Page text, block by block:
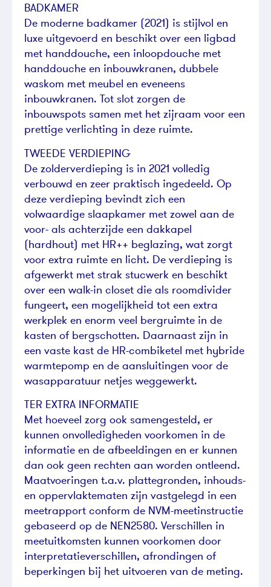
BADKAMER
De moderne badkamer (2021) is stijlvol en
luxe uitgevoerd en beschikt over een ligbad
met handdouche, een inloopdouche met
handdouche en inbouwkranen, dubbele
waskom met meubel en eveneens
inbouwkranen. Tot slot zorgen de
inbouwspots samen met het zijraam voor een
prettige verlichting in deze ruimte.
TWEEDE VERDIEPING
De zolderverdieping is in 2021 volledig
verbouwd en zeer praktisch ingedeeld. Op
deze verdieping bevindt zich een
volwaardige slaapkamer met zowel aan de
voor- als achterzijde een dakkapel
(hardhout) met HR++ beglazing, wat zorgt
voor extra ruimte en licht. De verdieping is
afgewerkt met strak stucwerk en beschikt
over een walk-in closet die als roomdivider
fungeert, een mogelijkheid tot een extra
werkplek en enorm veel bergruimte in de
kasten of bergschotten. Daarnaast zijn in
een vaste kast de HR-combiketel met hybride
warmtepomp en de aansluitingen voor de
wasapparatuur netjes weggewerkt.
TER EXTRA INFORMATIE
Met hoeveel zorg ook samengesteld, er
kunnen onvolledigheden voorkomen in de
informatie en de afbeeldingen en er kunnen
dan ook geen rechten aan worden ontleend.
Maatvoeringen t.a.v. plattegronden, inhouds-
en oppervlaktematen zijn vastgelegd in een
meetrapport conform de NVM-meetinstructie
gebaseerd op de NEN2580. Verschillen in
meetuitkomsten kunnen voorkomen door
interpretatieverschillen, afrondingen of
beperkingen bij het uitvoeren van de meting.